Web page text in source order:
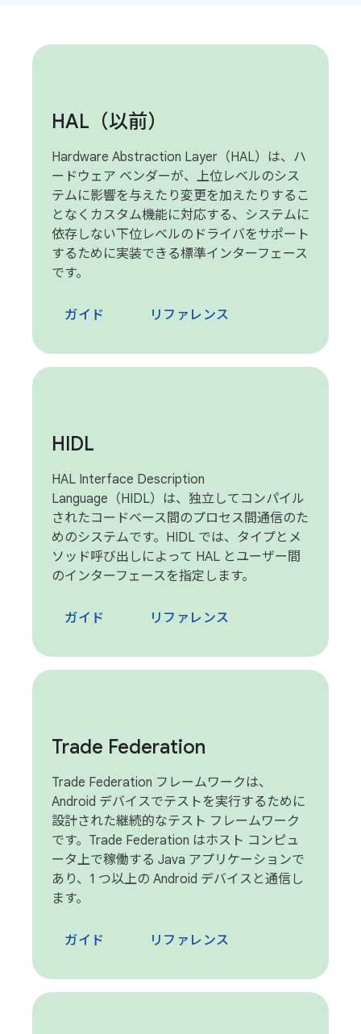
HAL（以前）
Hardware Abstraction Layer（HAL）は、ハ
ードウェア ベンダーが、上位レベルのシス
テムに影響を与えたり変更を加えたりするこ
となくカスタム機能に対応する、システムに
依存しない下位レベルのドライバをサポート
するために実装できる標準インターフェース
です。
ガイド リファレンス
HIDL
HAL Interface Description
Language（HIDL）は、独立してコンパイル
されたコードベース間のプロセス間通信のた
めのシステムです。HIDL では、タイプとメ
ソッド呼び出しによって HAL とユーザー間
のインターフェースを指定します。
ガイド リファレンス
Trade Federation
Trade Federation フレームワークは、
Android デバイスでテストを実行するために
設計された継続的なテスト フレームワーク
です。Trade Federation はホスト コンピュ
ータ上で稼働する Java アプリケーションで
あり、1 つ以上の Android デバイスと通信し
ます。
ガイド リファレンス